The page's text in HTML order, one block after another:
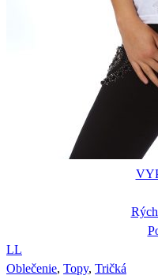
LL
Oblečenie, Topy, Tričká